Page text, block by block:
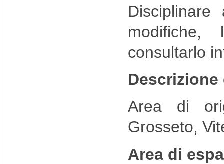
consultarlo
Descrizione
Area di
Grosseto,
Area di